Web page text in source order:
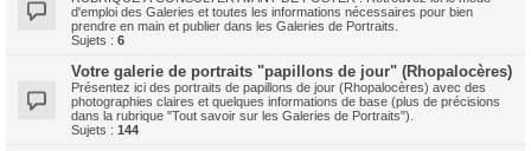
d'emploi des Galeries et toutes les informations nécessaires pour bien
prendre en main et publier dans les Galeries de Portraits.
Sujets : 6
Votre galerie de portraits "papillons de jour" (Rhopalocères)
Présentez ici des portraits de papillons de jour (Rhopalocères) avec des
photographies claires et quelques informations de base (plus de précisions
dans la rubrique "Tout savoir sur les Galeries de Portraits").
Sujets : 144